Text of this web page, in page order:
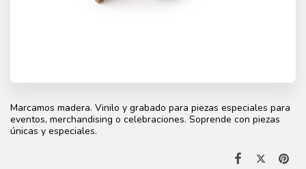
Marcamos madera. Vinilo y grabado para piezas especiales para
eventos, merchandising o celebraciones. Soprende con piezas
únicas y especiales.